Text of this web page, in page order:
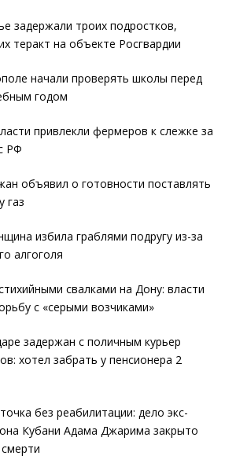
задержали троих подростков,
теракт на объекте Росгвардии
начали проверять школы перед
годом
привлекли фермеров к слежке за
РФ
объявил о готовности поставлять
газ
избила граблями подругу из-за
алгоголя
свалками на Дону: власти
с «серыми возчиками»
задержан с поличным курьер
хотел забрать у пенсионера 2
без реабилитации: дело экс-
Кубани Адама Джарима закрыто